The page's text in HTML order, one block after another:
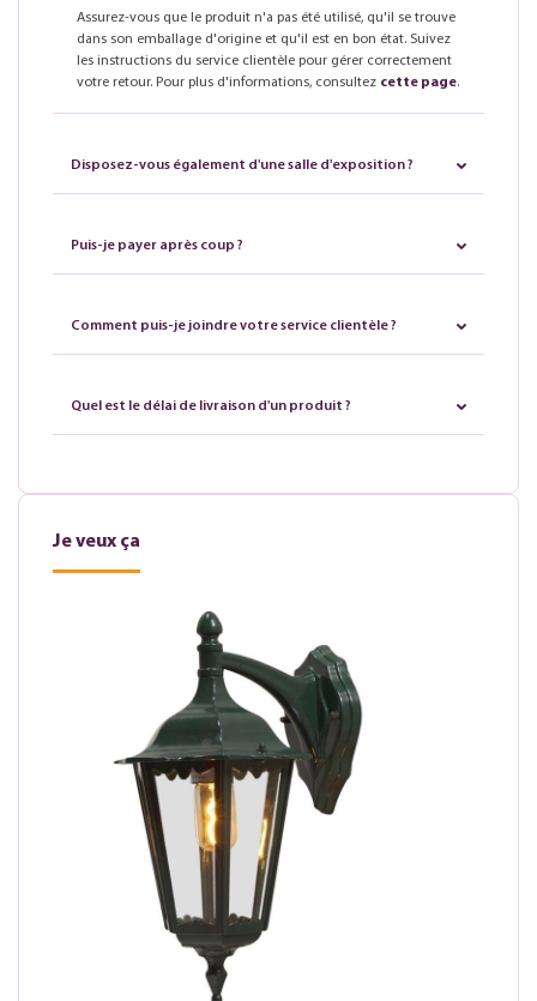
Assurez-vous que le produit n'a pas été utilisé, qu'il se trouve
dans son emballage d'origine et qu'il est en bon état. Suivez
les instructions du service clientèle pour gérer correctement
votre retour. Pour plus d'informations, consultez cette page.
Disposez-vous également d'une salle d'exposition ?
Puis-je payer après coup ?
Comment puis-je joindre votre service clientèle ?
Quel est le délai de livraison d'un produit ?
Je veux ça